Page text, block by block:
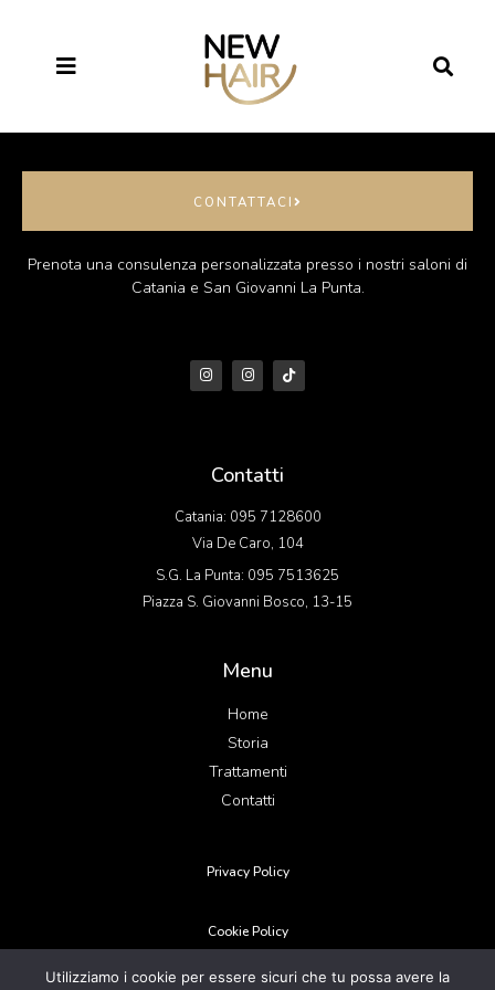
CONTATTACI
Prenota una consulenza personalizzata presso i nostri saloni di
Catania e San Giovanni La Punta.
Contatti
Catania: 095 7128600
Via De Caro, 104
S.G. La Punta: 095 7513625
Piazza S. Giovanni Bosco, 13-15
Menu
Home
Storia
Trattamenti
Contatti
Privacy Policy
Cookie Policy
Utilizziamo i cookie per essere sicuri che tu possa avere la